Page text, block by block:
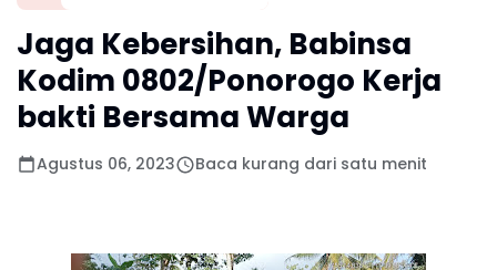
Jaga Kebersihan, Babinsa
Kodim 0802/Ponorogo Kerja
bakti Bersama Warga
Agustus 06, 2023 Baca kurang dari satu menit